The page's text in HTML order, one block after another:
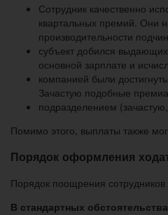
Сотрудник качественно
квартальных премий. Они
производительности
субъект добился
основной зарплате и
компанией были
Зачастую подобные
подразделением
Помимо этого, выплаты также
Порядок оформления
Порядок поощрения
В стандартных